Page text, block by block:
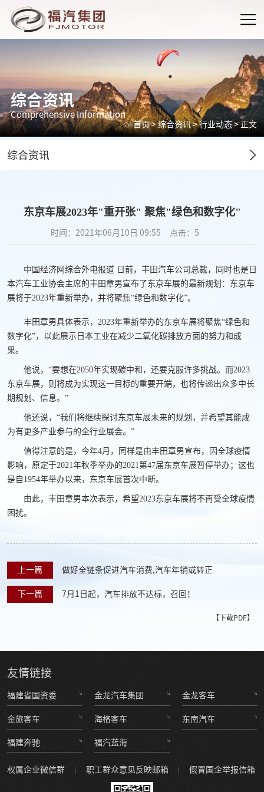
综合资讯
Comprehensive Information
首页>综合资讯>行业动态> 正文
综合资讯
东京车展2023年"重开张" 聚焦"绿色和数字化"
时间：2021年06月10日 09:55 点击：5
中国经济网综合外电报道 日前，丰田汽车公司总裁，同时也是日
本汽车工业协会主席的丰田章男宣布了东京车展的最新规划：东京车
展将于2023年重新举办，并将聚焦“绿色和数字化”。
丰田章男具体表示，2023年重新举办的东京车展将聚焦“绿色和
数字化”，以此展示日本工业在减少二氧化碳排放方面的努力和成
果。
他说，“要想在2050年实现碳中和，还要克服许多挑战。而2023
东京车展，则将成为实现这一目标的重要开端，也将传递出众多中长
期规划、信息。”
他还说，“我们将继续探讨东京车展未来的规划，并希望其能成
为有更多产业参与的全行业展会。”
值得注意的是，今年4月，同样是由丰田章男宣布，因全球疫情
影响，原定于2021年秋季举办的2021第47届东京车展暂停举办；这也
是自1954年举办以来，东京车展首次中断。
由此，丰田章男本次表示，希望2023东京车展将不再受全球疫情
困扰。
上一篇 做好全链条促进汽车消费,汽车年销或转正
下一篇 7月1日起，汽车排放不达标，召回！
【下载PDF】
友情链接
福建省国资委 金龙汽车集团 金龙客车
金旅客车 海格客车 东南汽车
福建奔驰 福汽蓝海
权属企业微信群 职工群众意见反映邮箱 假冒国企举报信箱